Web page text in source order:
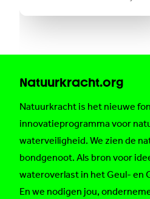
veiliger en helpt om
opnemen, opslaan en
Natuurkracht.org
Natuurkracht is het nieuwe
innovatieprogramma voor
waterveiligheid. We zien de
bondgenoot. Als bron voor
wateroverlast in het Geul- en
En we nodigen jou,